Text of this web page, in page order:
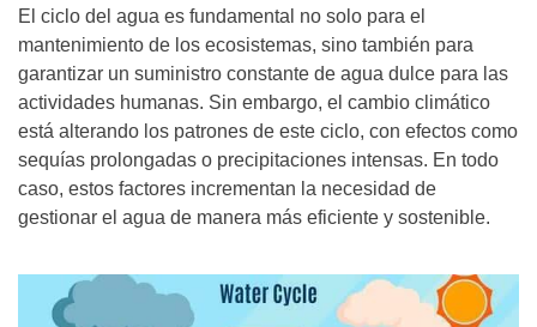
El ciclo del agua es fundamental no solo para el
mantenimiento de los ecosistemas, sino también para
garantizar un suministro constante de agua dulce para las
actividades humanas. Sin embargo, el cambio climático
está alterando los patrones de este ciclo, con efectos como
sequías prolongadas o precipitaciones intensas. En todo
caso, estos factores incrementan la necesidad de
gestionar el agua de manera más eficiente y sostenible.